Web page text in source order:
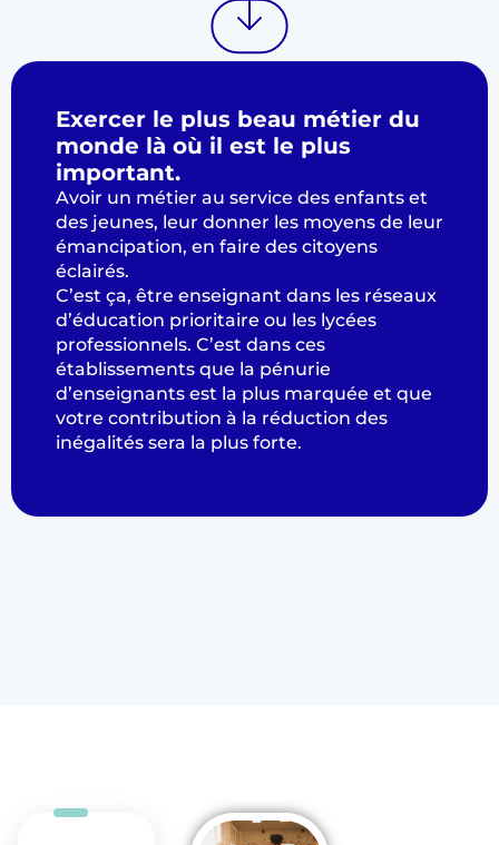
Exercer le plus beau métier du
monde là où il est le plus
important.
Avoir un métier au service des enfants et
des jeunes, leur donner les moyens de leur
émancipation, en faire des citoyens
éclairés.
C’est ça, être enseignant dans les réseaux
d’éducation prioritaire ou les lycées
professionnels. C’est dans ces
établissements que la pénurie
d’enseignants est la plus marquée et que
votre contribution à la réduction des
inégalités sera la plus forte.